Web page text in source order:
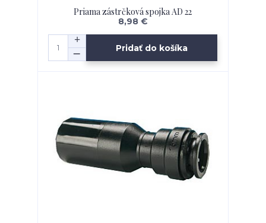
Priama zástrčková spojka AD 22
8,98 €
Pridať do košíka